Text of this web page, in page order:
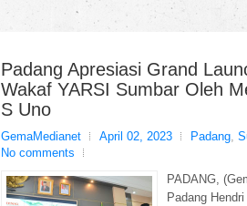
Padang Apresiasi Grand
Wakaf YARSI Sumbar Oleh
S Uno
GemaMedianet April 02, 2023 Padang,
No comments
PADANG,
Padang